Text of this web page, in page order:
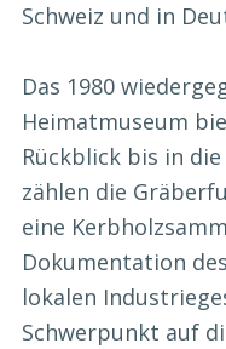
Schweiz und in
Das 1980
Heimatmuseum
Rückblick bis in
zählen die
eine
Dokumentation
lokalen
Schwerpunkt auf